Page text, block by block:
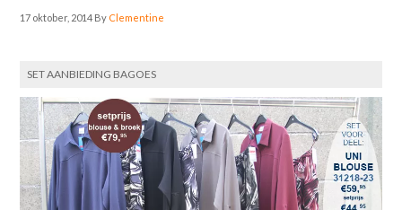
17 oktober, 2014 By Clementine
SET AANBIEDING BAGOES